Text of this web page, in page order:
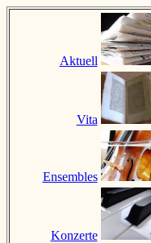
Aktuell
Vita
Ensembles
Konzerte